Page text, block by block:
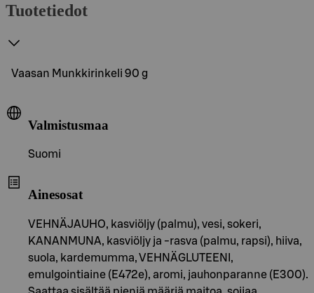
Tuotetiedot
Vaasan Munkkirinkeli 90 g
Valmistusmaa
Suomi
Ainesosat
VEHNÄJAUHO, kasviöljy (palmu), vesi, sokeri,
KANANMUNA, kasviöljy ja -rasva (palmu, rapsi), hiiva,
suola, kardemumma, VEHNÄGLUTEENI,
emulgointiaine (E472e), aromi, jauhonparanne (E300).